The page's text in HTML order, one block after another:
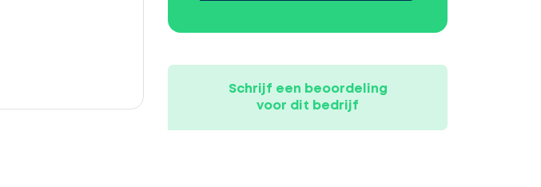
Schrijf een beoordeling
voor dit bedrijf